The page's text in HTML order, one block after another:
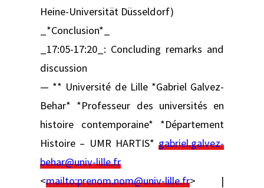
Heine-Universität Düsseldorf)
_*Conclusion*_
_17:05-17:20_: Concluding remarks and
discussion
— ** Université de Lille *Gabriel Galvez-
Behar* *Professeur des universités en
histoire contemporaine* *Département
Histoire – UMR HARTIS* gabriel.galvez-
behar@univ-lille.fr
<mailto:prenom.nom@univ-lille.fr> |